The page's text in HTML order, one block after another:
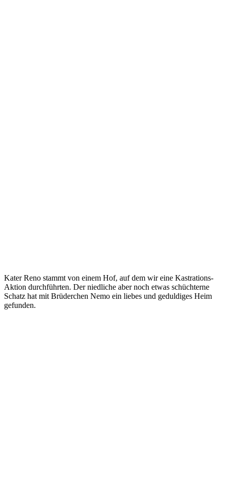
Kater Reno stammt von einem Hof, auf dem wir eine Kastrations-
Aktion durchführten. Der niedliche aber noch etwas schüchterne
Schatz hat mit Brüderchen Nemo ein liebes und geduldiges Heim
gefunden.